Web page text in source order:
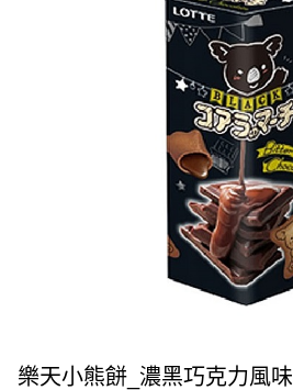
樂天小熊餅_濃黑巧克力風味